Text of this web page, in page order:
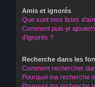
Amis et ignorés
Que sont mes listes
Comment puis-je
d’ignorés ?
Recherche dans les
Comment rechercher
Pourquoi ma recherche